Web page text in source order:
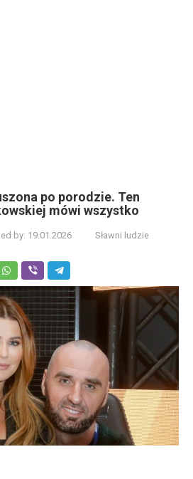
po porodzie. Ten
mówi wszystko
by: 19.01.2026
Sławni ludzie